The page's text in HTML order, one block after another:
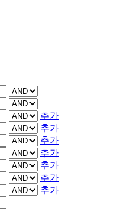
추가
추가
추가
추가
추가
추가
추가